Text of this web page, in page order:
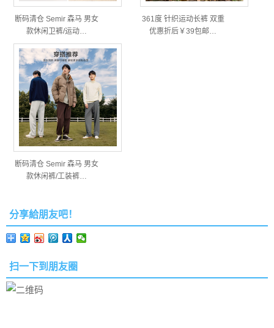
断码清仓 Semir 森马 男女
款休闲卫裤/运动…
361度 针织运动长裤 双重
优惠折后￥39包邮…
断码清仓 Semir 森马 男女
款休闲裤/工装裤…
分享給朋友吧！
扫一下到朋友圈